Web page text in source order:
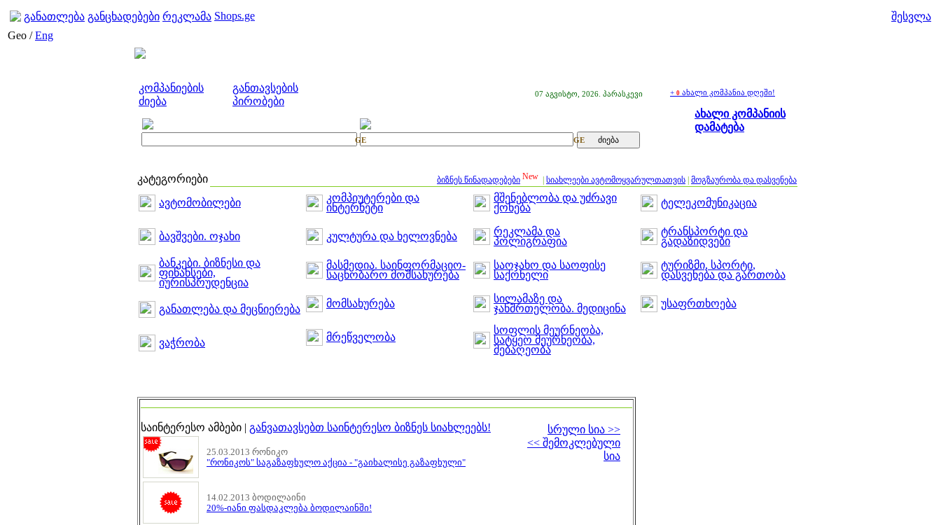
განათლება განცხადებები რეკლამა Shops.ge
შესვლა
Geo /Eng
კომპანიების
ძიება
განთავსების
პირობები
07 აგვისტო, 2026. პარასკევი
GE GE
+ 0 ახალი კომპანია დღეში!
ახალი კომპანიის
დამატება
კატეგორიები ბიზნეს წინადადებები New სიახლეები ავტომოყვარულთათვის მოგზაურობა და დასვენება
ავტომობილები
ბავშვები. ოჯახი
ბანკები. ბიზნესი და
ფინანსები,
იურისპრუდენცია
განათლება და მეცნიერება
ვაჭრობა
კომპიუტერები და
ინტერნეტი
კულტურა და ხელოვნება
მასმედია. საინფორმაციო-
საცნობარო მომსახურება
მომსახურება
მრეწველობა
მშენებლობა და უძრავი
ქონება
რეკლამა და
პოლიგრაფია
საოჯახო და საოფისე
საქონელი
სილამაზე და
ჯანმრთელობა. მედიცინა
სოფლის მეურნეობა,
სატყეო მეურნეობა,
მებაღეობა
ტელეკომუნიკაცია
ტრანსპორტი და
გადაზიდვები
ტურიზმი, სპორტი,
დასვენება და გართობა
უსაფრთხოება
საინტერესო ამბები | განვათავსებთ საინტერესო ბიზნეს სიახლეებს!
25.03.2013 რონიკო
"რონიკოს" საგაზაფხულო აქცია - "გაიხალისე გაზაფხული"
14.02.2013 ბოდილაინი
20%-იანი ფასდაკლება ბოდილაინში!
სრული სია >>
<< შემოკლებული
სია